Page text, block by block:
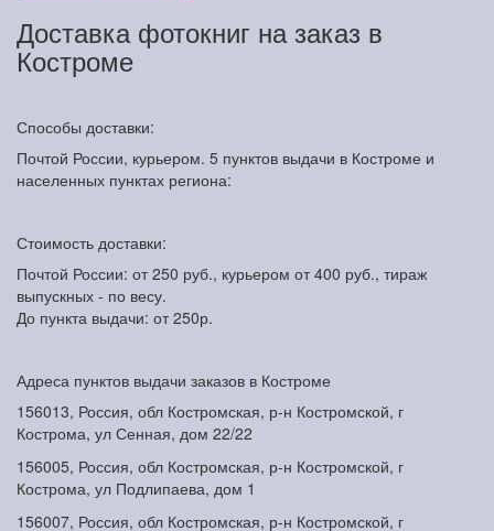
Доставка фотокниг на заказ в
Костроме
Способы доставки:
Почтой России, курьером. 5 пунктов выдачи в Костроме и
населенных пунктах региона:
Стоимость доставки:
Почтой России: от 250 руб., курьером от 400 руб., тираж
выпускных - по весу.
До пункта выдачи: от 250р.
Адреса пунктов выдачи заказов в Костроме
156013, Россия, обл Костромская, р-н Костромской, г
Кострома, ул Сенная, дом 22/22
156005, Россия, обл Костромская, р-н Костромской, г
Кострома, ул Подлипаева, дом 1
156007, Россия, обл Костромская, р-н Костромской, г